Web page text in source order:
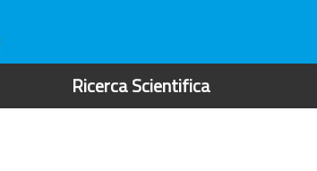
Ricerca Scientifica